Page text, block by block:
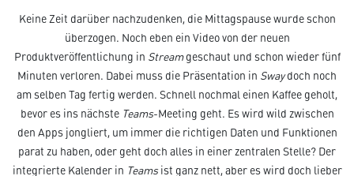
Keine Zeit darüber nachzudenken, die Mittagspause wurde schon
überzogen. Noch eben ein Video von der neuen
Produktveröffentlichung in Streamgeschaut und schon wieder fünf
Minuten verloren. Dabei muss die Präsentation in Swaydoch noch
am selben Tag fertig werden. Schnell nochmal einen Kaffee geholt,
bevor es ins nächste Teams-Meeting geht. Es wird wild zwischen
den Apps jongliert, um immer die richtigen Daten und Funktionen
parat zu haben, oder geht doch alles in einer zentralen Stelle? Der
integrierte Kalender in Teamsist ganz nett, aber es wird doch lieber